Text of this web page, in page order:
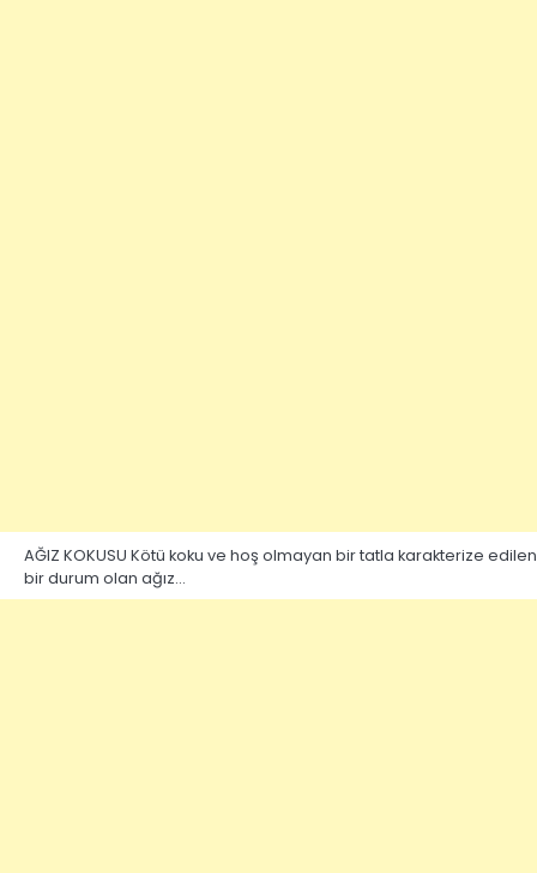
AĞIZ KOKUSU Kötü koku ve hoş olmayan bir tatla karakterize edilen
bir durum olan ağız…